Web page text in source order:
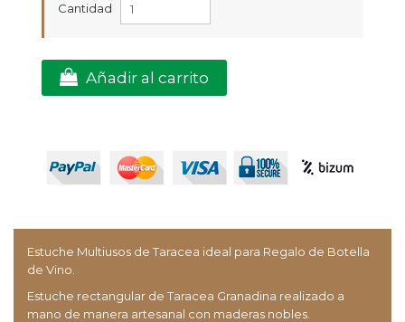
Cantidad
Añadir al carrito
Estuche Multiusos de Taracea ideal para Regalo de Botella
de Vino.
Estuche rectangular de Taracea Granadina realizado a
mano de manera artesanal con maderas nobles.